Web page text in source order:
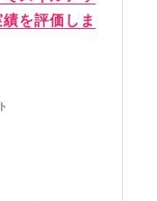
を評価しま